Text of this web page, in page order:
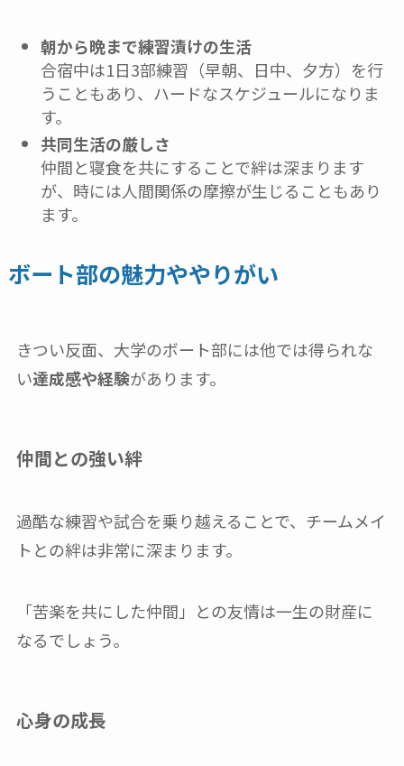
朝から晩まで練習漬けの生活
合宿中は1日3部練習（早朝、日中、夕方）を行
うこともあり、ハードなスケジュールになりま
す。
共同生活の厳しさ
仲間と寝食を共にすることで絆は深まります
が、時には人間関係の摩擦が生じることもあり
ます。
ボート部の魅力ややりがい
きつい反面、大学のボート部には他では得られな
い達成感や経験があります。
仲間との強い絆
過酷な練習や試合を乗り越えることで、チームメイ
トとの絆は非常に深まります。
「苦楽を共にした仲間」との友情は一生の財産に
なるでしょう。
心身の成長